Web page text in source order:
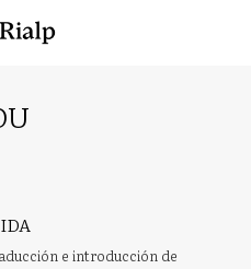
e introducción de